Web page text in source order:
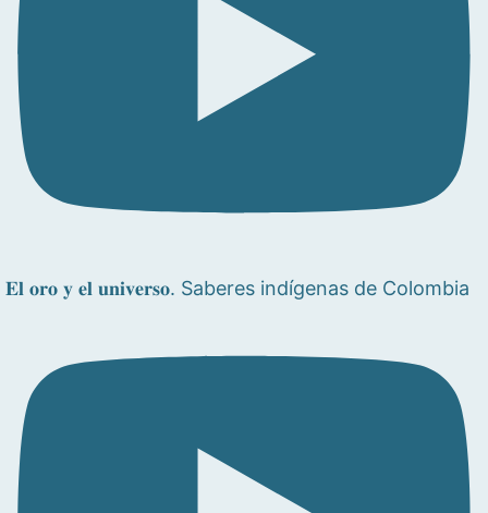
𝐄𝐥 𝐨𝐫𝐨 𝐲 𝐞𝐥 𝐮𝐧𝐢𝐯𝐞𝐫𝐬𝐨. Saberes indígenas de Colombia